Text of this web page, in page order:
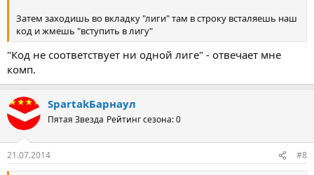
Затем заходишь во вкладку "лиги" там в строку всталяешь наш
код и жмешь "вступить в лигу"
"Код не соответствует ни одной лиге" - отвечает мне
комп.
SpartakБарнаул
Пятая Звезда Рейтинг сезона: 0
21.07.2014 #8